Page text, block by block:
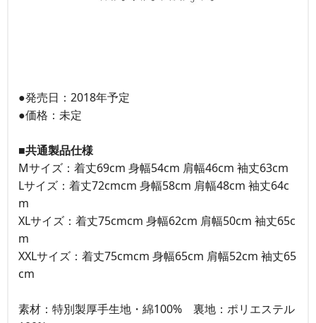
●発売日：2018年予定
●価格：未定
■共通製品仕様
Mサイズ：着丈69cm 身幅54cm 肩幅46cm 袖丈63cm
Lサイズ：着丈72cmcm 身幅58cm 肩幅48cm 袖丈64c
m
XLサイズ：着丈75cmcm 身幅62cm 肩幅50cm 袖丈65c
m
XXLサイズ：着丈75cmcm 身幅65cm 肩幅52cm 袖丈65
cm
素材：特別製厚手生地・綿100% 裏地：ポリエステル